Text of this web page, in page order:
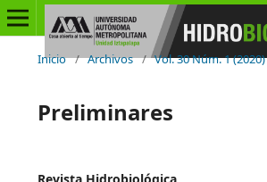
Inicio / Archivos / Vol. 30 Núm. 1 (2020)
Preliminares